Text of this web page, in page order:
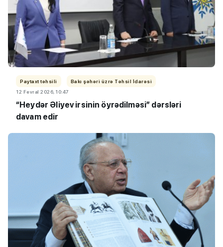
Paytaxt təhsili
Bakı şəhəri üzrə Təhsil İdarəsi
12 Fevral 2026, 10:47
“Heydər Əliyev irsinin öyrədilməsi” dərsləri
davam edir